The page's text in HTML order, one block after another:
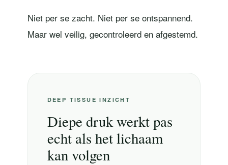
Niet per se zacht. Niet per se ontspannend.
Maar wel veilig, gecontroleerd en afgestemd.
DEEP TISSUE INZICHT
Diepe druk werkt pas
echt als het lichaam
kan volgen